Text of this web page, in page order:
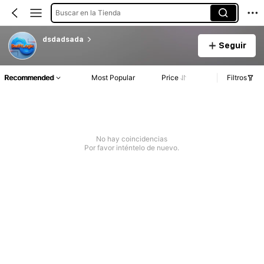
Buscar en la Tienda
dsdadsada
Seguir
Recommended Most Popular Price Filtros
No hay coincidencias
Por favor inténtelo de nuevo.